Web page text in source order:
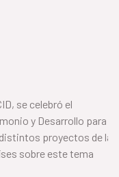
se celebró el
y Desarrollo para
proyectos de la
sobre este tema